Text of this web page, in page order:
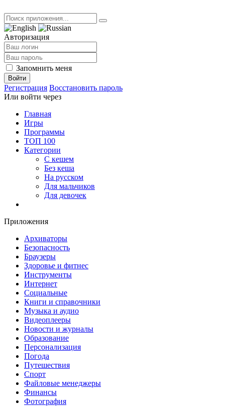
Авторизация
Запомнить меня
Войти
Регистрация Восстановить пароль
Или войти через
Главная
Игры
Программы
ТОП 100
Категории
С кешем
Без кеша
На русском
Для мальчиков
Для девочек
Приложения
Архиваторы
Безопасность
Браузеры
Здоровье и фитнес
Инструменты
Интернет
Социальные
Книги и справочники
Музыка и аудио
Видеоплееры
Новости и журналы
Образование
Персонализация
Погода
Путешествия
Спорт
Файловые менеджеры
Финансы
Фотография